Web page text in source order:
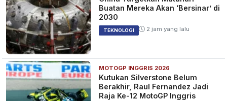
Buatan Mereka Akan ‘Bersinar’ di
2030
TEKNOLOGI 2 jam yang lalu
MOTOGP INGGRIS 2026
Kutukan Silverstone Belum
Berakhir, Raul Fernandez Jadi
Raja Ke-12 MotoGP Inggris